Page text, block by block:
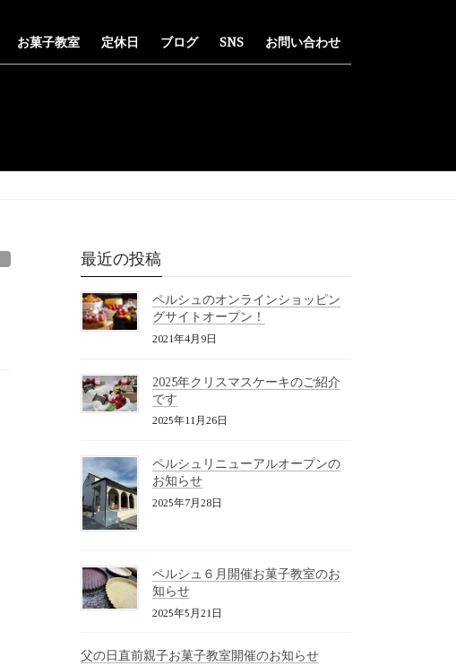
お菓子教室 定休日 ブログ SNS お問い合わせ
最近の投稿
ペルシュのオンラインショッピン
グサイトオープン！
2021年4月9日
2025年クリスマスケーキのご紹介
です
2025年11月26日
ペルシュリニューアルオープンの
お知らせ
2025年7月28日
ペルシュ６月開催お菓子教室のお
知らせ
2025年5月21日
父の日直前親子お菓子教室開催のお知らせ